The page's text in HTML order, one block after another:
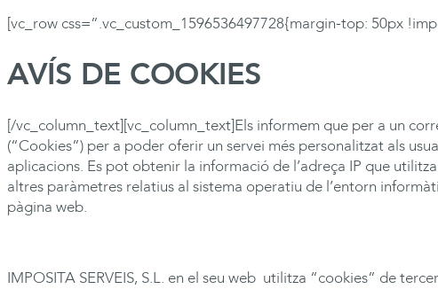
[vc_row css=”.vc_custom_1596536497728{margin-top: 50px
AVÍS DE COOKIES
[/vc_column_text][vc_column_text]Els informem que per a un
(“Cookies”) per a poder oferir un servei més personalitzat als
aplicacions. Es pot obtenir la informació de l’adreça IP que
altres paràmetres relatius al sistema operatiu de l’entorn
pàgina web.
IMPOSITA SERVEIS, S.L. en el seu web utilitza “cookies” de